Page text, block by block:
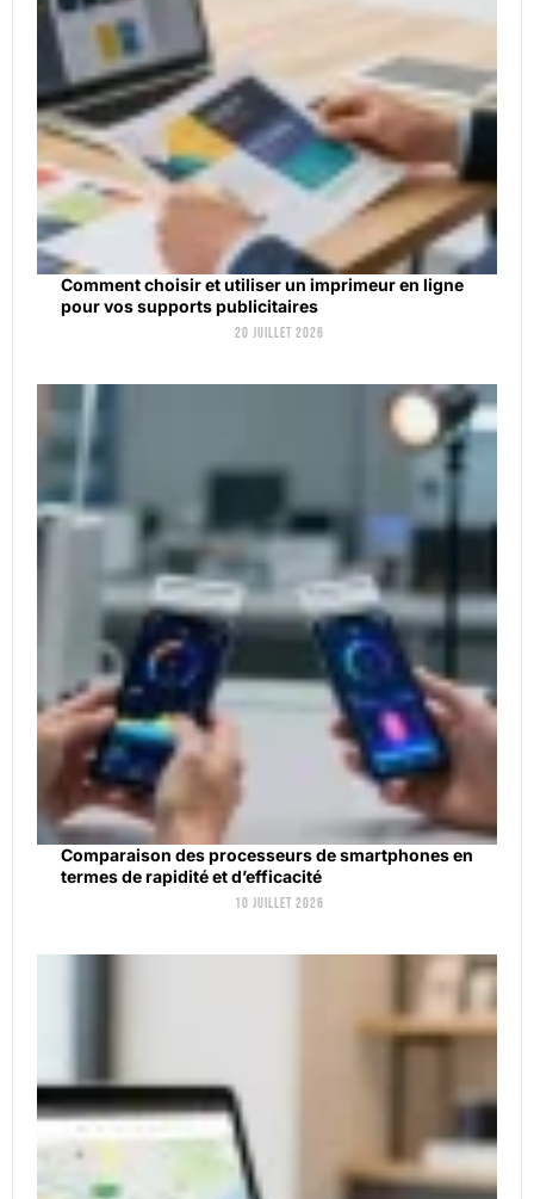
Comment choisir et utiliser un imprimeur en ligne
pour vos supports publicitaires
20 juillet 2026
Comparaison des processeurs de smartphones en
termes de rapidité et d’efficacité
10 juillet 2026